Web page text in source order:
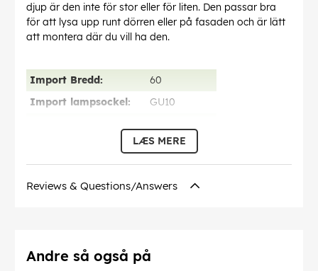
djup är den inte för stor eller för liten. Den passar bra
för att lysa upp runt dörren eller på fasaden och är lätt
att montera där du vill ha den.
Import Bredd:
60
Import lampsockel:
GU10
170
Import Effekt:
35.00
Import skyddsklass:
IP44
Import spänning:
230.00
LÆS MERE
Reviews & Questions/Answers
Andre så også på